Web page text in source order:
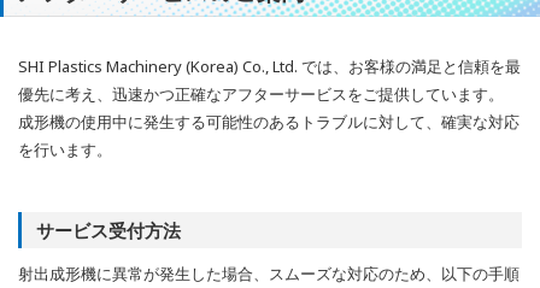
SHI Plastics Machinery (Korea) Co., Ltd. では、お客様の満足と信頼を最
優先に考え、迅速かつ正確なアフターサービスをご提供しています。
成形機の使用中に発生する可能性のあるトラブルに対して、確実な対応
を行います。
サービス受付方法
射出成形機に異常が発生した場合、スムーズな対応のため、以下の手順